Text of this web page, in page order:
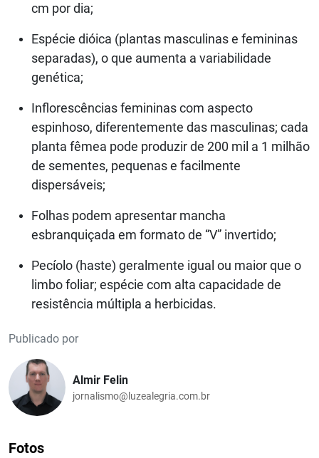
cm por dia;
Espécie dióica (plantas masculinas e femininas
separadas), o que aumenta a variabilidade
genética;
Inflorescências femininas com aspecto
espinhoso, diferentemente das masculinas; cada
planta fêmea pode produzir de 200 mil a 1 milhão
de sementes, pequenas e facilmente
dispersáveis;
Folhas podem apresentar mancha
esbranquiçada em formato de “V” invertido;
Pecíolo (haste) geralmente igual ou maior que o
limbo foliar; espécie com alta capacidade de
resistência múltipla a herbicidas.
Publicado por
Almir Felin
jornalismo@luzealegria.com.br
Fotos